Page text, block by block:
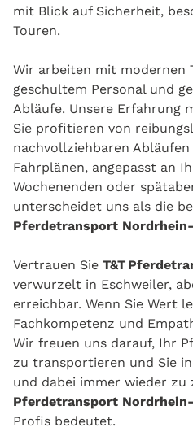
mit Blick auf Sicherheit,
Touren.
Wir arbeiten mit modernen
geschultem Personal und
Abläufe. Unsere Erfahrung
Sie profitieren von
nachvollziehbaren
Fahrplänen, angepasst an
Wochenenden oder
unterscheidet uns als die
Pferdetransport
Vertrauen Sie T&T
verwurzelt in Eschweiler,
erreichbar. Wenn Sie Wert
Fachkompetenz und
Wir freuen uns darauf, Ihr
zu transportieren und Sie
und dabei immer wieder zu
Pferdetransport
Profis bedeutet.